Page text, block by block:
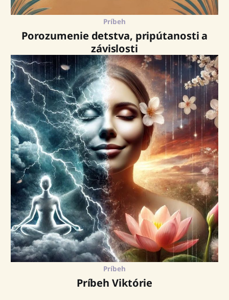
Príbeh
Porozumenie detstva, pripútanosti a
závislosti
Príbeh
Príbeh Viktórie